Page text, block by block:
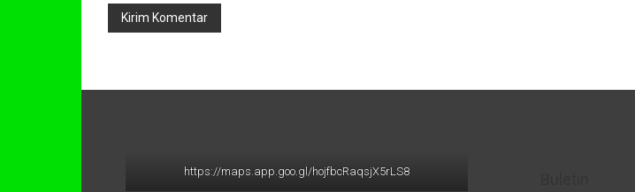
https://maps.app.goo.gl/hojfbcRaqsjX5rLS8